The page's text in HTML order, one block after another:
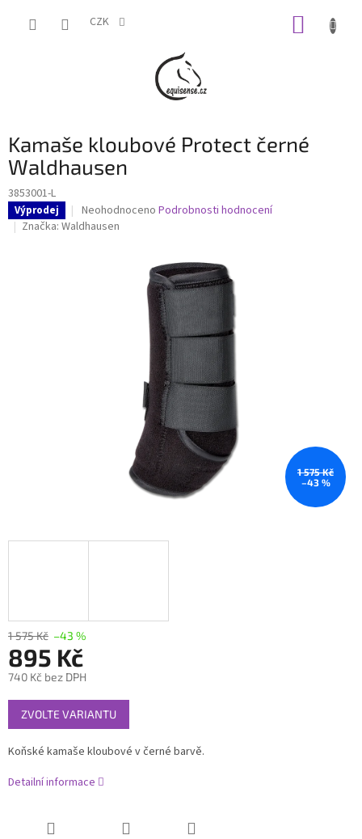
CZK
Kamaše kloubové Protect černé
Waldhausen
3853001-L
Výprodej
Průměrné
hodnocení
Neohodnoceno Podrobnosti hodnocení
Značka: Waldhausen
1 575 Kč
–43 %
1 575 Kč –43 %
895 Kč
740 Kč bez DPH
Měrná
cena:
ZVOLTE VARIANTU
Koňské kamaše kloubové v černé barvě.
Detailní informace